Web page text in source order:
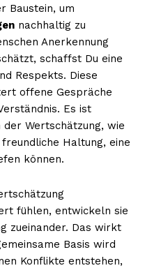
Baustein, um
nachhaltig zu
Anerkennung
schaffst Du eine
Respekts. Diese
offene Gespräche
Es ist
Wertschätzung, wie
Haltung, eine
können.
fühlen, entwickeln sie
zueinander. Das wirkt
Basis wird
Konflikte entstehen,